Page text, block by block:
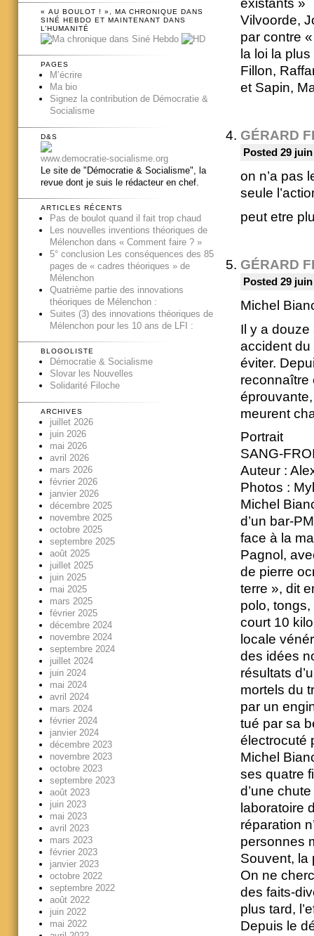
Vilvoorde,
par contre
la loi la
Fillon,
et Sapin,
GÉRARD
Posted 29
on n’a pas
seule
peut etre
GÉRARD
Posted 29
Michel
Il y a
accident du
éviter.
reconnaître
meurent
Portrait
SANG-
Auteur :
Photos :
Michel
d’un bar-
face à la
Pagnol,
de pierre
terre », dit
polo,
court 10
locale
des idées
résultats
mortels du
par un
tué par sa
électrocuté
Michel
ses quatre
d’une
laboratoire
réparation
personnes
Souvent, la
On ne
des faits-
plus tard,
Depuis le
« AU BOULOT ! », MA CHRONIQUE DANS
SINÉ HEBDO ET MAINTENANT DANS
L’HUMANITÉ
PAGES
M’écrire
Ma bio
Signez la contribution de Démocratie &
Socialisme
D&S
www.democratie-socialisme.org
Le site de "Démocratie & Socialisme", la
revue dont je suis le rédacteur en chef.
ARTICLES RÉCENTS
Pas de boulot quand il fait trop chaud
Les nouvelles inventions théoriques de
Mélenchon dans « Comment faire ? »
5° conclusion Les conséquences des 85
pages de « cadres théoriques » de
Mélenchon
Quatrième partie des innovations
théoriques de Mélenchon :
Suites (3) des innovations théoriques de
Mélenchon pour les 10 ans de LFI :
BLOGOLISTE
Démocratie & Socialisme
Slovar les Nouvelles
Solidarité Filoche
ARCHIVES
juillet 2026
juin 2026
mai 2026
avril 2026
mars 2026
février 2026
janvier 2026
décembre 2025
novembre 2025
octobre 2025
septembre 2025
août 2025
juillet 2025
juin 2025
mai 2025
mars 2025
février 2025
décembre 2024
novembre 2024
septembre 2024
juillet 2024
juin 2024
mai 2024
avril 2024
mars 2024
février 2024
janvier 2024
décembre 2023
novembre 2023
octobre 2023
septembre 2023
août 2023
juin 2023
mai 2023
avril 2023
mars 2023
février 2023
janvier 2023
octobre 2022
septembre 2022
août 2022
juin 2022
mai 2022